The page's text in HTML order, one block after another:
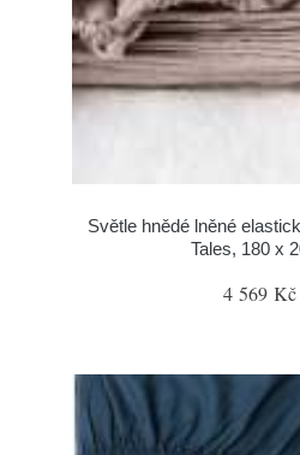
Světle hnědé lněné
Tales, 180 x
4 569 Kč